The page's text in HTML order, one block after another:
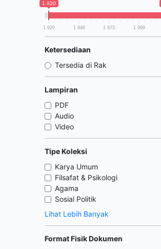
1 920
1 920 1 946 1 973 1 999
Ketersediaan
Tersedia di Rak
Lampiran
PDF
Audio
Video
Tipe Koleksi
Karya Umum
Filsafat & Psikologi
Agama
Sosial Politik
Lihat Lebih Banyak
Format Fisik Dokumen